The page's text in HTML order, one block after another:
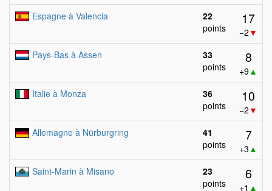
Espagne à Valencia
22
points
17
−2 ▼
Pays-Bas à Assen
33
points
8
+9▲
Italie à Monza
36
points
10
−2 ▼
Allemagne à Nürburgring
41
points
7
+3 ▲
Saint-Marin à Misano
23
points
6
+1 ▲